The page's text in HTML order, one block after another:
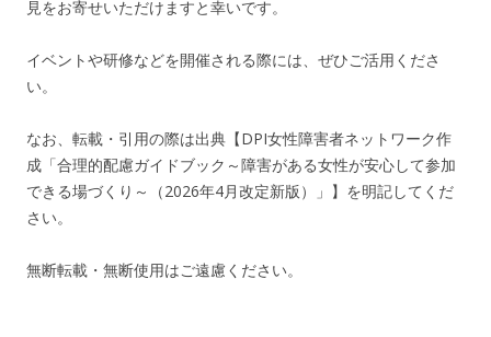
見をお寄せいただけますと幸いです。
イベントや研修などを開催される際には、ぜひご活用くださ
い。
なお、転載・引用の際は出典【DPI女性障害者ネットワーク作
成「合理的配慮ガイドブック～障害がある女性が安心して参加
できる場づくり～（2026年4月改定新版）」】を明記してくだ
さい。
無断転載・無断使用はご遠慮ください。